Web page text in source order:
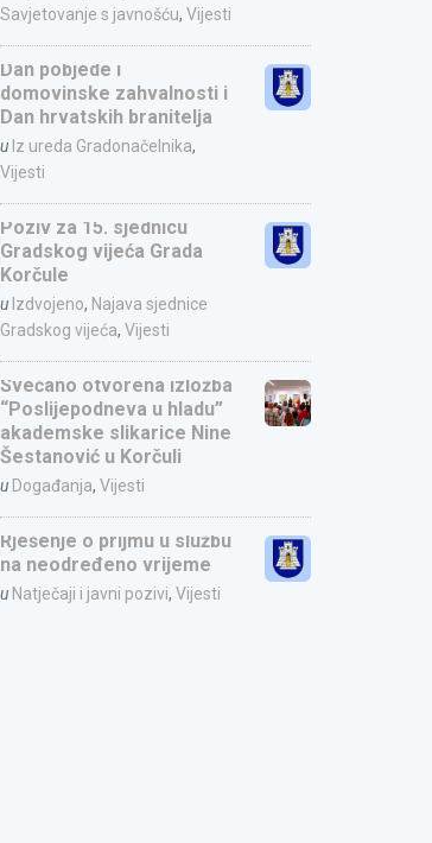
Savjetovanje s javnošću, Vijesti
Dan pobjede i
domovinske zahvalnosti i
Dan hrvatskih branitelja
u Iz ureda Gradonačelnika,
Vijesti
Poziv za 15. sjednicu
Gradskog vijeća Grada
Korčule
u Izdvojeno, Najava sjednice
Gradskog vijeća, Vijesti
Svečano otvorena izložba
“Poslijepodneva u hladu”
akademske slikarice Nine
Šestanović u Korčuli
u Događanja, Vijesti
Rješenje o prijmu u službu
na neodređeno vrijeme
u Natječaji i javni pozivi, Vijesti